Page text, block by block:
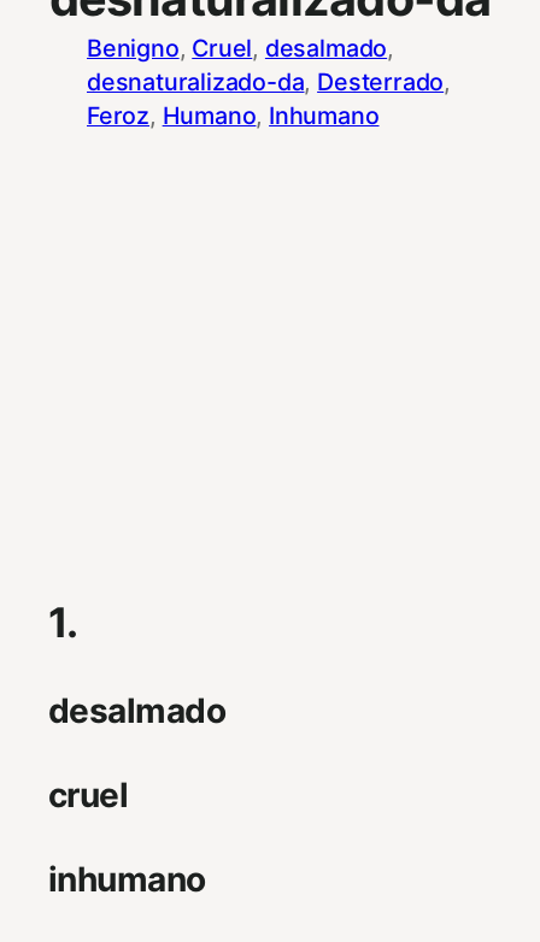
Benigno, Cruel, desalmado
desnaturalizado-da, Desterrado
Feroz, Humano, Inhumano
1.
desalmado
cruel
inhumano